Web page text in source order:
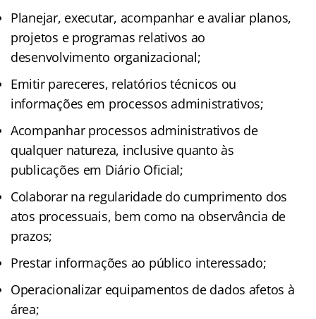
Planejar, executar, acompanhar e avaliar planos,
projetos e programas relativos ao
desenvolvimento organizacional;
Emitir pareceres, relatórios técnicos ou
informações em processos administrativos;
Acompanhar processos administrativos de
qualquer natureza, inclusive quanto às
publicações em Diário Oficial;
Colaborar na regularidade do cumprimento dos
atos processuais, bem como na observância de
prazos;
Prestar informações ao público interessado;
Operacionalizar equipamentos de dados afetos à
área;